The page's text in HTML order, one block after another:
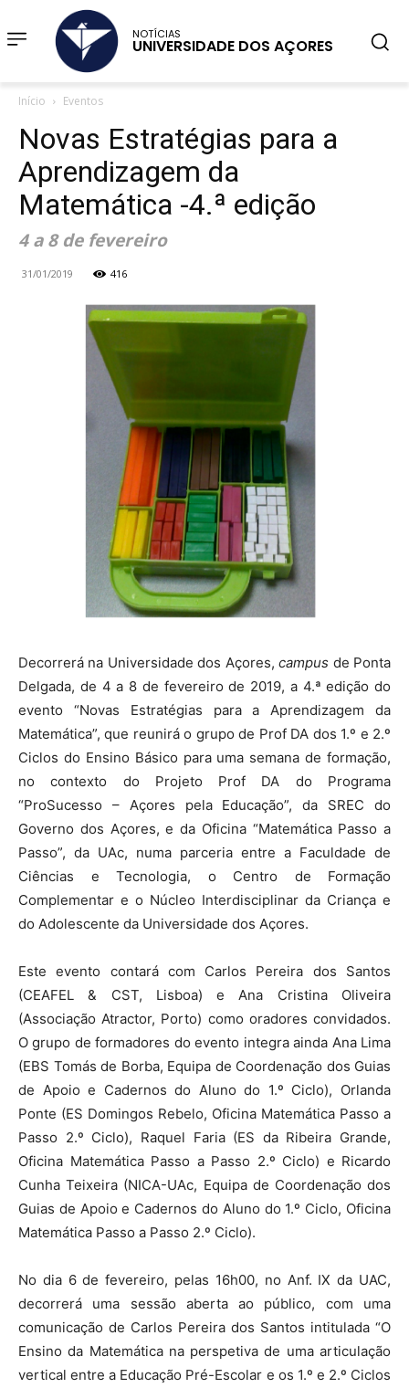
NOTÍCIAS
UNIVERSIDADE DOS AÇORES
Início Eventos
Novas Estratégias para a
Aprendizagem da
Matemática -4.ª edição
4 a 8 de fevereiro
31/01/2019 416
Decorrerá na Universidade dos Açores,campus de Ponta
Delgada, de 4 a 8 de fevereiro de 2019, a 4.ª edição do
evento “Novas Estratégias para a Aprendizagem da
Matemática”, que reunirá o grupo de Prof DA dos 1.º e 2.º
Ciclos do Ensino Básico para uma semana de formação,
no contexto do Projeto Prof DA do Programa
“ProSucesso – Açores pela Educação”, da SREC do
Governo dos Açores, e da Oficina “Matemática Passo a
Passo”, da UAc, numa parceria entre a Faculdade de
Ciências e Tecnologia, o Centro de Formação
Complementar e o Núcleo Interdisciplinar da Criança e
do Adolescente da Universidade dos Açores.
Este evento contará com Carlos Pereira dos Santos
(CEAFEL & CST, Lisboa) e Ana Cristina Oliveira
(Associação Atractor, Porto) como oradores convidados.
O grupo de formadores do evento integra ainda Ana Lima
(EBS Tomás de Borba, Equipa de Coordenação dos Guias
de Apoio e Cadernos do Aluno do 1.º Ciclo), Orlanda
Ponte (ES Domingos Rebelo, Oficina Matemática Passo a
Passo 2.º Ciclo), Raquel Faria (ES da Ribeira Grande,
Oficina Matemática Passo a Passo 2.º Ciclo) e Ricardo
Cunha Teixeira (NICA-UAc, Equipa de Coordenação dos
Guias de Apoio e Cadernos do Aluno do 1.º Ciclo, Oficina
Matemática Passo a Passo 2.º Ciclo).
No dia 6 de fevereiro, pelas 16h00, no Anf. IX da UAC,
decorrerá uma sessão aberta ao público, com uma
comunicação de Carlos Pereira dos Santos intitulada “O
Ensino da Matemática na perspetiva de uma articulação
vertical entre a Educação Pré-Escolar e os 1.º e 2.º Ciclos